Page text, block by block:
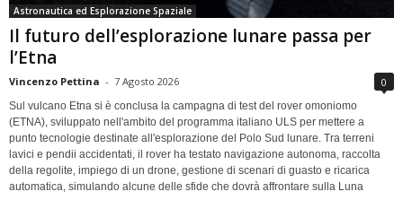
Astronautica ed Esplorazione Spaziale
Il futuro dell’esplorazione lunare passa per
l’Etna
Vincenzo Pettina - 7 Agosto 2026 0
Sul vulcano Etna si è conclusa la campagna di test del rover omoniomo
(ETNA), sviluppato nell'ambito del programma italiano ULS per mettere a
punto tecnologie destinate all'esplorazione del Polo Sud lunare. Tra terreni
lavici e pendii accidentati, il rover ha testato navigazione autonoma, raccolta
della regolite, impiego di un drone, gestione di scenari di guasto e ricarica
automatica, simulando alcune delle sfide che dovrà affrontare sulla Luna